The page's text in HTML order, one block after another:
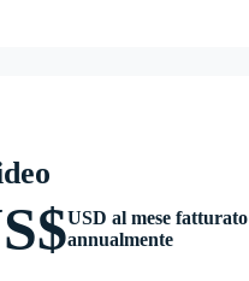
USD al mese fatturato
annualmente